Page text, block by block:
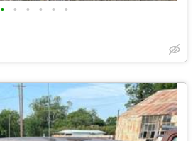
• • • • • •